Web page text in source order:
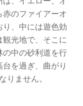
のファイアーオ
、中には遊色効
光地で、そこに
の中の砂利道を行
を過ぎ、曲がり
りません。